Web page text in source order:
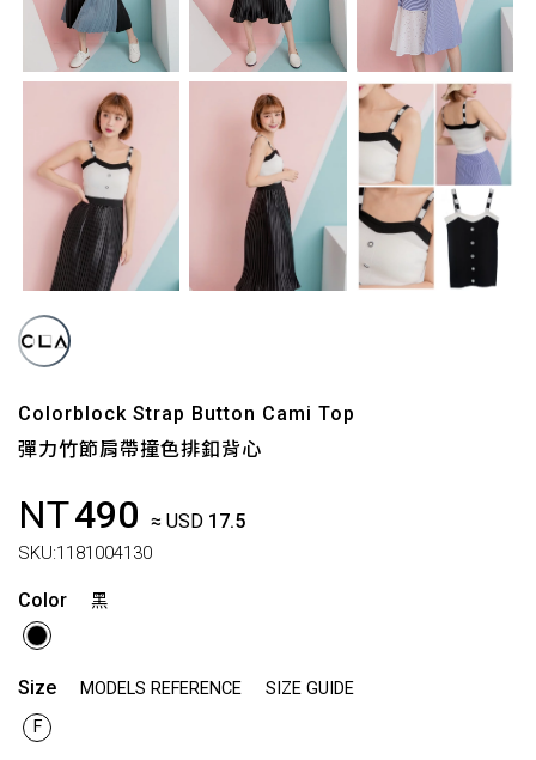
Colorblock Strap Button Cami Top
彈力竹節肩帶撞色排釦背心
NT490 ≈ USD 17.5
SKU:1181004130
Color 黑
Size MODELS REFERENCE
SIZE GUIDE
F